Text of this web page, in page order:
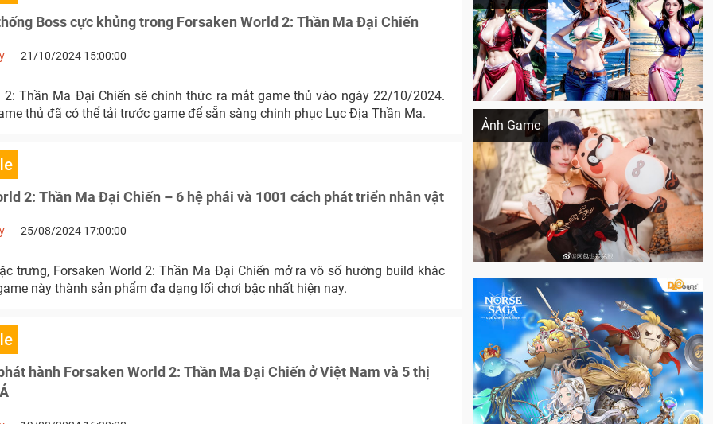
Boss cực khủng trong Forsaken World 2: Thần Ma Đại Chiến
21/10/2024 15:00:00
2: Thần Ma Đại Chiến sẽ chính thức ra mắt game thủ vào ngày 22/10/2024.
thủ đã có thể tải trước game để sẵn sàng chinh phục Lục Địa Thần Ma.
2: Thần Ma Đại Chiến – 6 hệ phái và 1001 cách phát triển nhân vật
25/08/2024 17:00:00
trưng, Forsaken World 2: Thần Ma Đại Chiến mở ra vô số hướng build khác
này thành sản phẩm đa dạng lối chơi bậc nhất hiện nay.
hành Forsaken World 2: Thần Ma Đại Chiến ở Việt Nam và 5 thị
Ảnh Game
Cosplay Xiangling siêu cute